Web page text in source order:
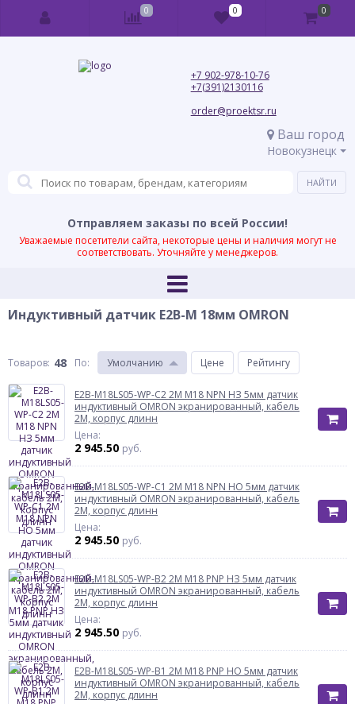
+7 902-978-10-76
+7(391)2130116
order@proektsr.ru
Ваш город
Новокузнецк
Отправляем заказы по всей России!
Уважаемые посетители сайта, некоторые цены и наличия могут не
соответствовать. Уточняйте у менеджеров.
Индуктивный датчик E2B-M 18мм OMRON
Товаров: 48 По: Умолчанию Цене Рейтингу
E2B-M18LS05-WP-C2 2M M18 NPN НЗ 5мм датчик
индуктивный OMRON экранированный, кабель
2М, корпус длинн
Цена:
2 945.50 руб.
E2B-M18LS05-WP-C1 2M M18 NPN НО 5мм датчик
индуктивный OMRON экранированный, кабель
2М, корпус длинн
Цена:
2 945.50 руб.
E2B-M18LS05-WP-B2 2M M18 PNP НЗ 5мм датчик
индуктивный OMRON экранированный, кабель
2М, корпус длинн
Цена:
2 945.50 руб.
E2B-M18LS05-WP-B1 2M M18 PNP НО 5мм датчик
индуктивный OMRON экранированный, кабель
2М, корпус длинн
0 0 0